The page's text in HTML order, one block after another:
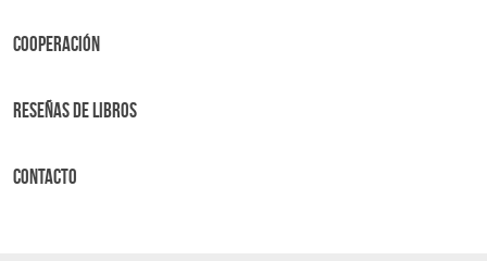
Cooperación
Reseñas de libros
Contacto